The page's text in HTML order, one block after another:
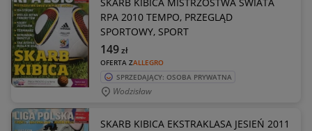
RPA 2010 TEMPO, PRZEGLĄD
SPORTOWY, SPORT
OFERTA ZALLEGRO
149zł
SPRZEDAJĄCY: OSOBA PRYWATNA
Wodzisław
SKARB KIBICA EKSTRAKLASA JESIEŃ 2011